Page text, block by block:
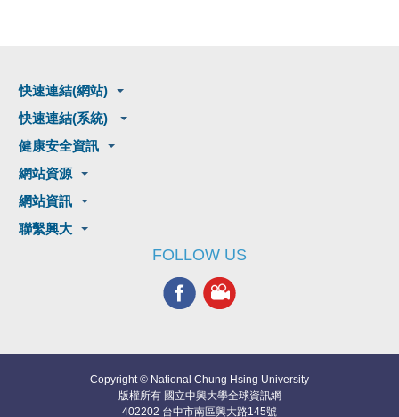
快速連結(網站)
快速連結(系統)
健康安全資訊
網站資源
網站資訊
聯繫興大
FOLLOW US
Copyright © National Chung Hsing University
版權所有 國立中興大學全球資訊網
402202 台中市南區興大路145號